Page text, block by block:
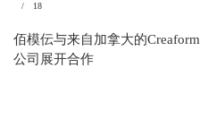
/ 18
佰模伝与来自加拿大的Creaform
公司展开合作